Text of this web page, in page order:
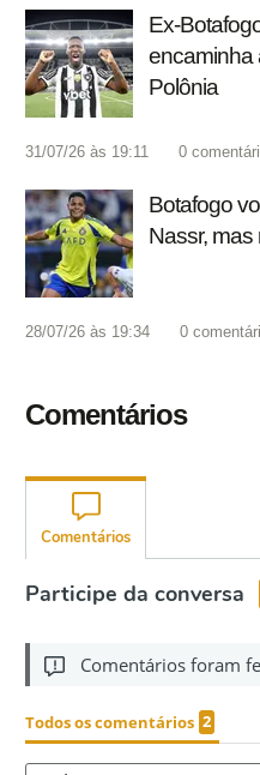
Ex-
encaminha
Polônia
31/07/26 às 19:11 0
Botafogo
Nassr,
28/07/26 às 19:34 0
Comentários